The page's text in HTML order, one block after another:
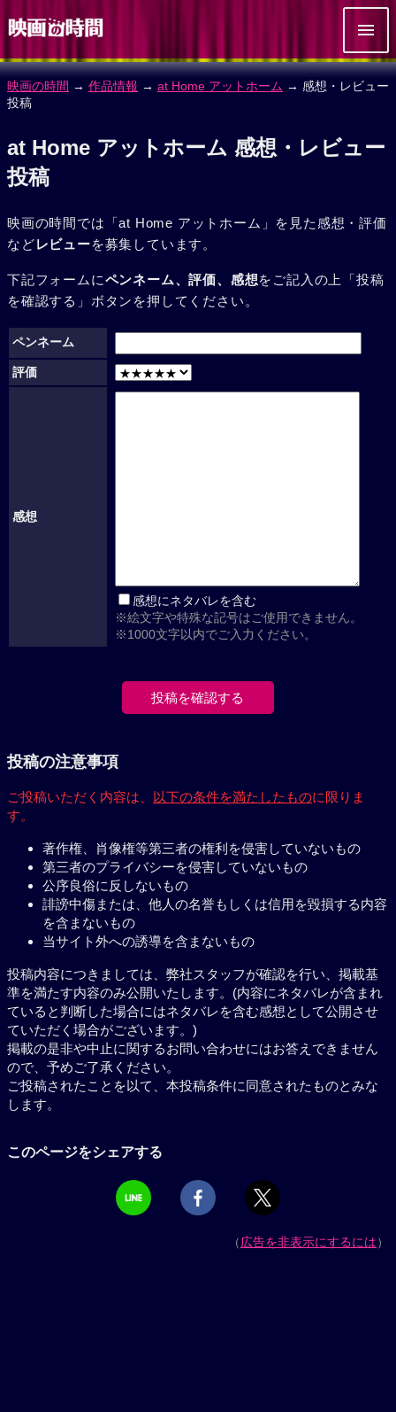
映画の時間 → 作品情報 → at Home アットホーム → 感想・レビュー
投稿
at Home アットホーム 感想・レビュー
投稿
映画の時間では「at Home アットホーム」を見た感想・評価
などレビューを募集しています。
下記フォームにペンネーム、評価、感想をご記入の上「投稿
を確認する」ボタンを押してください。
ペンネーム
評価
感想
感想にネタバレを含む
※絵文字や特殊な記号はご使用できません。
※1000文字以内でご入力ください。
投稿の注意事項
ご投稿いただく内容は、 以下の条件を満たしたものに限りま
す。
著作権、肖像権等第三者の権利を侵害していないもの
第三者のプライバシーを侵害していないもの
公序良俗に反しないもの
誹謗中傷または、他人の名誉もしくは信用を毀損する内容
を含まないもの
当サイト外への誘導を含まないもの
投稿内容につきましては、弊社スタッフが確認を行い、掲載基
準を満たす内容のみ公開いたします。(内容にネタバレが含まれ
ていると判断した場合にはネタバレを含む感想として公開させ
ていただく場合がございます。)
掲載の是非や中止に関するお問い合わせにはお答えできません
ので、予めご了承ください。
ご投稿されたことを以て、本投稿条件に同意されたものとみな
します。
このページをシェアする
（広告を非表示にするには）